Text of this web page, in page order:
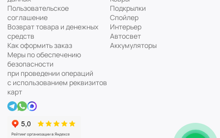
Пользовательское
соглашение
Возврат товара и денежных
средств
Как оформить заказ
Меры по обеспечению
безопасности
при проведении операций
с использованием реквизитов
карт
Подкрылки
Спойлер
Интерьер
Автосвет
Аккумуляторы